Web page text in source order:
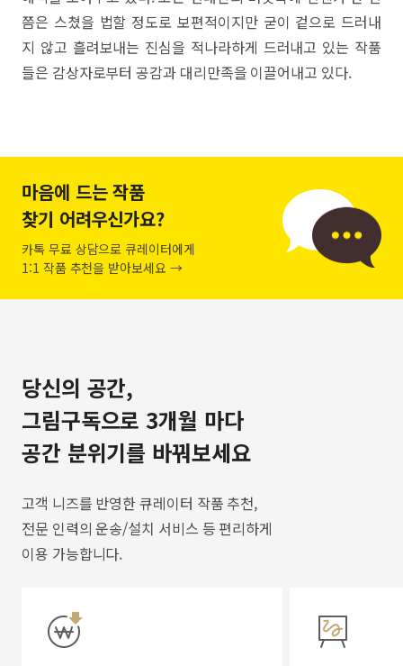
쯤은 스쳤을 법할 정도로 보편적이지만 굳이 겉으로 드러내
지 않고 흘려보내는 진심을 적나라하게 드러내고 있는 작품
들은 감상자로부터 공감과 대리만족을 이끌어내고 있다.
마음에 드는 작품
찾기 어려우신가요?
카톡 무료 상담으로 큐레이터에게
1:1 작품 추천을 받아보세요 →
당신의 공간,
그림구독으로 3개월 마다
공간 분위기를 바꿔보세요
고객 니즈를 반영한 큐레이터 작품 추천,
전문 인력의 운송/설치 서비스 등 편리하게
이용 가능합니다.